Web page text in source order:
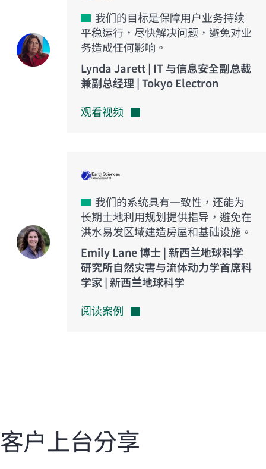
我们的目标是保障用户业务持续
平稳运行，尽快解决问题，避免对业
务造成任何影响。
Lynda Jarett | IT 与信息安全副总裁
兼副总经理 | Tokyo Electron
观看视频
我们的系统具有一致性，还能为
长期土地利用规划提供指导，避免在
洪水易发区域建造房屋和基础设施。
Emily Lane 博士 | 新西兰地球科学
研究所自然灾害与流体动力学首席科
学家 | 新西兰地球科学
阅读案例
客户上台分享